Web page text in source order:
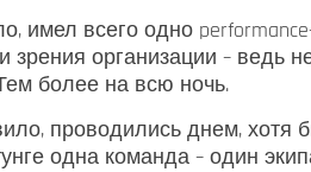
имел всего одно
зрения организации – ведь
более на всю ночь.
проводились днем,
одна команда – один